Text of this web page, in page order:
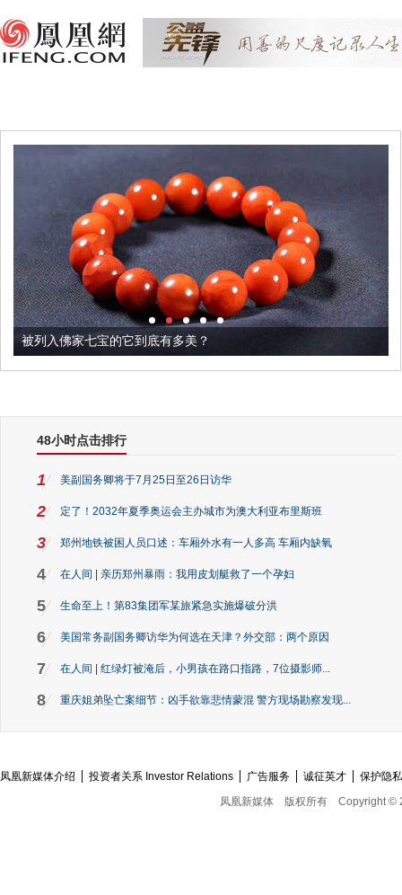
被列入佛家七宝的它到底有多美？
48小时点击排行
1 美副国务卿将于7月25日至26日访华
2 定了！2032年夏季奥运会主办城市为澳大利亚布里斯班
3 郑州地铁被困人员口述：车厢外水有一人多高 车厢内缺氧
4 在人间 | 亲历郑州暴雨：我用皮划艇救了一个孕妇
5 生命至上！第83集团军某旅紧急实施爆破分洪
6 美国常务副国务卿访华为何选在天津？外交部：两个原因
7 在人间 | 红绿灯被淹后，小男孩在路口指路，7位摄影师...
8 重庆姐弟坠亡案细节：凶手欲靠悲情蒙混 警方现场勘察发现...
凤凰新媒体介绍 投资者关系 Investor Relations 广告服务 诚征英才
保护隐
凤凰新媒体
版权所有 Copyright ©